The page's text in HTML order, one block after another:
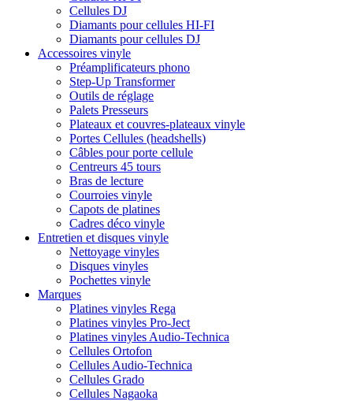
Cellules DJ
Diamants pour cellules HI-FI
Diamants pour cellules DJ
Accessoires vinyle
Préamplificateurs phono
Step-Up Transformer
Outils de réglage
Palets Presseurs
Plateaux et couvres-plateaux vinyle
Portes Cellules (headshells)
Câbles pour porte cellule
Centreurs 45 tours
Bras de lecture
Courroies vinyle
Capots de platines
Cadres déco vinyle
Entretien et disques vinyle
Nettoyage vinyles
Disques vinyles
Pochettes vinyle
Marques
Platines vinyles Rega
Platines vinyles Pro-Ject
Platines vinyles Audio-Technica
Cellules Ortofon
Cellules Audio-Technica
Cellules Grado
Cellules Nagaoka